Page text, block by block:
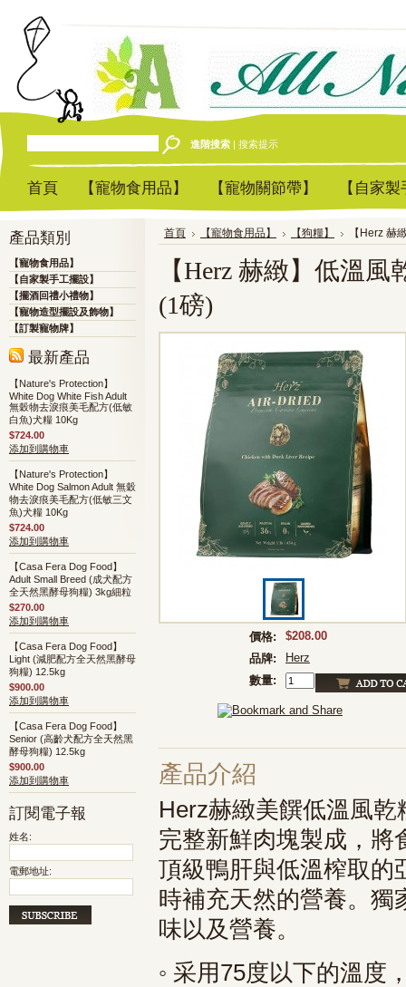
進階搜索 | 搜索提示
首頁 【寵物食用品】 【寵物關節帶】 【自家
產品類別
【寵物食用品】
【自家製手工擺設】
【擺酒回禮小禮物】
【寵物造型擺設及飾物】
【訂製寵物牌】
最新產品
【Nature's Protection】
White Dog White Fish Adult
無穀物去淚痕美毛配方(低敏
白魚)犬糧 10Kg
$724.00
添加到購物車
【Nature's Protection】
White Dog Salmon Adult 無穀
物去淚痕美毛配方(低敏三文
魚)犬糧 10Kg
$724.00
添加到購物車
【Casa Fera Dog Food】
Adult Small Breed (成犬配方
全天然黑酵母狗糧) 3kg細粒
$270.00
添加到購物車
【Casa Fera Dog Food】
Light (減肥配方全天然黑酵母
狗糧) 12.5kg
$900.00
添加到購物車
【Casa Fera Dog Food】
Senior (高齡犬配方全天然黑
酵母狗糧) 12.5kg
$900.00
添加到購物車
訂閱電子報
姓名:
電郵地址:
首頁 【寵物食用品】 【狗糧】 【Herz 赫
【Herz 赫緻】低溫
(1磅)
價格:
$208.00
品牌:
Herz
數量:
產品介紹
Herz赫緻美饌低溫風
完整新鮮肉塊製成，將
頂級鴨肝與低溫榨取的
時補充天然的營養。獨
味以及營養。
◦ 采用75度以下的溫度